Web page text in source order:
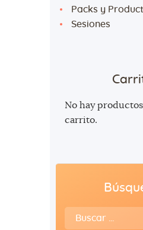
Packs y
Sesiones
No hay
carrito.
Buscar: